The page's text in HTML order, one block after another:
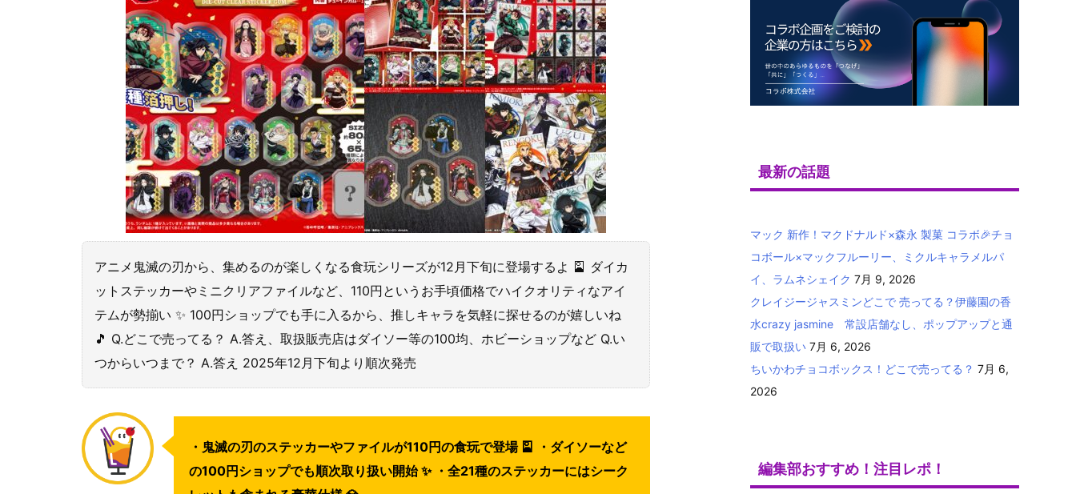
アニメ鬼滅の刃から、集めるのが楽しくなる食玩シリーズが12月下旬に登場するよ 🎴 ダイカ
ットステッカーやミニクリアファイルなど、110円というお手頃価格でハイクオリティなアイ
テムが勢揃い ✨ 100円ショップでも手に入るから、推しキャラを気軽に探せるのが嬉しいね
🎵 Q.どこで売ってる？ A.答え、取扱販売店はダイソー等の100均、ホビーショップなど Q.い
つからいつまで？ A.答え 2025年12月下旬より順次発売
・鬼滅の刃のステッカーやファイルが110円の食玩で登場 🎴 ・ダイソーなど
の100円ショップでも順次取り扱い開始 ✨ ・全21種のステッカーにはシーク
最新の話題
マック 新作！マクドナルド×森永 製菓 コラボ🎉チョ
コボール×マックフルーリー、ミクルキャラメルパ
イ、ラムネシェイク 7月 9, 2026
クレイジージャスミンどこで 売ってる？伊藤園の香
水crazy jasmine 常設店舗なし、ポップアップと通
販で取扱い 7月 6, 2026
ちいかわチョコボックス！どこで売ってる？ 7月 6,
2026
編集部おすすめ！注目レポ！